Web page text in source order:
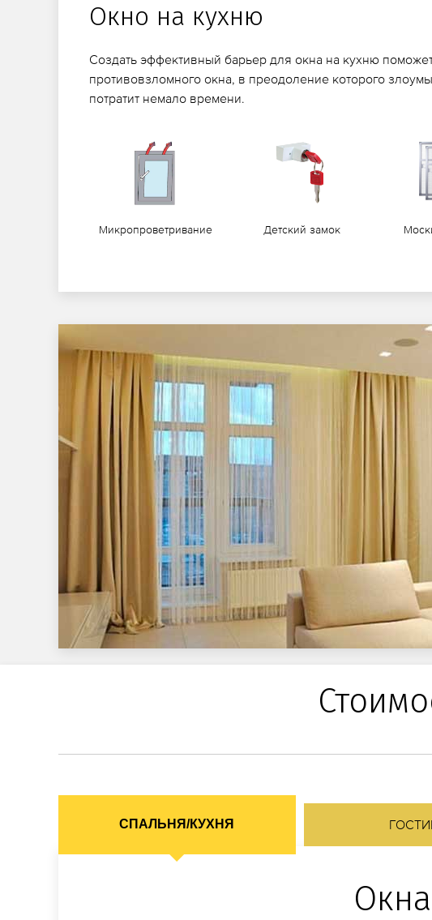
Окно на кухню
Создать эффективный барьер для окна на кухню
противовзломного окна, в преодоление которого
потратит немало времени.
Микропроветривание Детский замок
СПАЛЬНЯ/КУХНЯ